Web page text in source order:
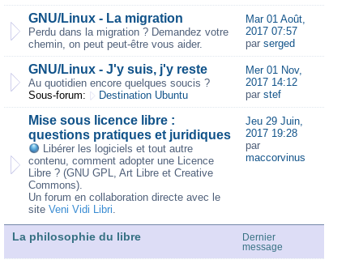
GNU/Linux - La migration
Perdu dans la migration ? Demandez votre
chemin, on peut peut-être vous aider.
Mar 01 Août,
2017 07:57
par serged
GNU/Linux - J'y suis, j'y reste
Au quotidien encore quelques soucis ?
Sous-forum:
Destination Ubuntu
Mer 01 Nov,
2017 14:12
par stef
Mise sous licence libre :
questions pratiques et juridiques
Libérer les logiciels et tout autre
contenu, comment adopter une Licence
Libre ? (GNU GPL, Art Libre et Creative
Commons).
Un forum en collaboration directe avec le
site Veni Vidi Libri.
Jeu 29 Juin,
2017 19:28
par
maccorvinus
La philosophie du libre
Dernier
message